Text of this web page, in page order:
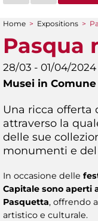
You are here
Home > Expositions >
Pasqua
28/03 - 01/04/2024
Musei in Comune
Una ricca offerta
attraverso la
delle sue
monumenti e
In occasione delle
Capitale sono aperti
Pasquetta, offrendo
artistico e culturale.